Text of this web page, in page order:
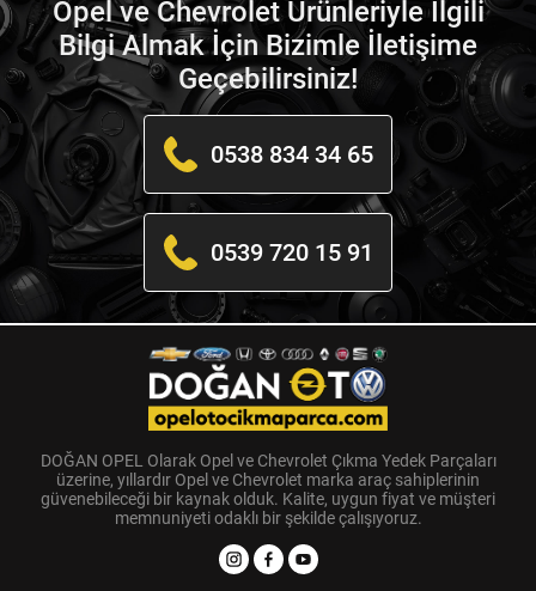
Opel ve Chevrolet Ürünleriyle İlgili
Bilgi Almak İçin Bizimle İletişime
Geçebilirsiniz!
0538 834 34 65
0539 720 15 91
DOĞAN OPEL Olarak Opel ve Chevrolet Çıkma Yedek Parçaları
üzerine, yıllardır Opel ve Chevrolet marka araç sahiplerinin
güvenebileceği bir kaynak olduk. Kalite, uygun fiyat ve müşteri
memnuniyeti odaklı bir şekilde çalışıyoruz.